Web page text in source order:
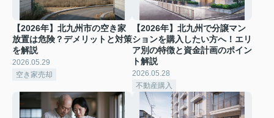
【2026年】北九州市の空き家
放置は危険？デメリットと対策
を解説
2026.05.29
空き家売却
【2026年】北九州で分譲マン
ションを購入したい方へ！エリ
ア別の特徴と資金計画のポイン
ト解説
2026.05.28
不動産購入